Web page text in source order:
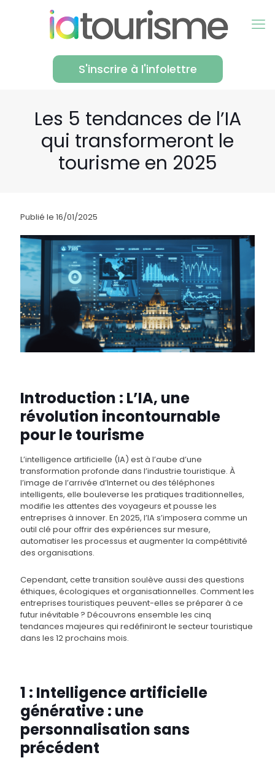
S'inscrire à l'infolettre
Les 5 tendances de l’IA
qui transformeront le
tourisme en 2025
Publié le 16/01/2025
Introduction : L’IA, une
révolution incontournable
pour le tourisme
L’intelligence artificielle (IA) est à l’aube d’une
transformation profonde dans l’industrie touristique. À
l’image de l’arrivée d’Internet ou des téléphones
intelligents, elle bouleverse les pratiques traditionnelles,
modifie les attentes des voyageurs et pousse les
entreprises à innover. En 2025, l’IA s’imposera comme un
outil clé pour offrir des expériences sur mesure,
automatiser les processus et augmenter la compétitivité
des organisations.
Cependant, cette transition soulève aussi des questions
éthiques, écologiques et organisationnelles. Comment les
entreprises touristiques peuvent-elles se préparer à ce
futur inévitable ? Découvrons ensemble les cinq
tendances majeures qui redéfiniront le secteur touristique
dans les 12 prochains mois.
1 : Intelligence artificielle
générative : une
personnalisation sans
précédent